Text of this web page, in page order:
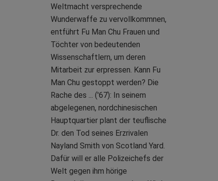
Weltmacht versprechende
Wunderwaffe zu vervollkommnen,
entführt Fu Man Chu Frauen und
Töchter von bedeutenden
Wissenschaftlern, um deren
Mitarbeit zur erpressen. Kann Fu
Man Chu gestoppt werden? Die
Rache des ... ('67): In seinem
abgelegenen, nordchinesischen
Hauptquartier plant der teuflische
Dr. den Tod seines Erzrivalen
Nayland Smith von Scotland Yard.
Dafür will er alle Polizeichefs der
Welt gegen ihm hörige